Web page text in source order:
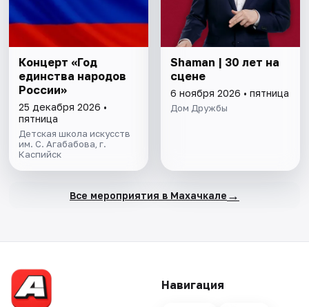
Концерт «Год
единства народов
России»
25 декабря 2026 •
пятница
Детская школа искусств
им. С. Агабабова, г.
Каспийск
Shaman | 30 лет на
сцене
6 ноября 2026 • пятница
Дом Дружбы
Все мероприятия в Махачкале →
Навигация